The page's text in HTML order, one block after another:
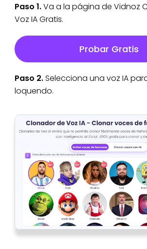
Paso 1.Va a la página de Vidnoz
Voz IA Gratis.
Probar Gratis
Paso 2.Selecciona una voz IA
loquendo.